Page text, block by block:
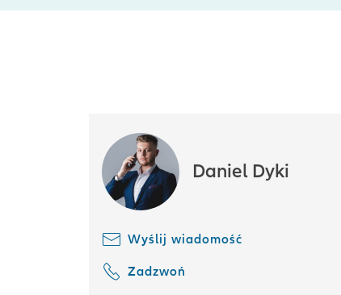
Daniel Dyki
Wyślij wiadomość
Zadzwoń